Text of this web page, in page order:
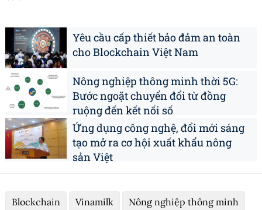
Yêu cầu cấp thiết bảo đảm an toàn
cho Blockchain Việt Nam
Nông nghiệp thông minh thời 5G:
Bước ngoặt chuyển đổi từ đồng
ruộng đến kết nối số
Ứng dụng công nghệ, đổi mới sáng
tạo mở ra cơ hội xuất khẩu nông
sản Việt
Blockchain Vinamilk Nông nghiệp thông minh